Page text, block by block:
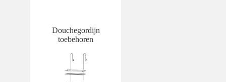
Douchegordijn
toebehoren